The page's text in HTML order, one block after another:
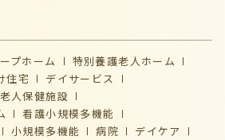
プホーム
特別養護老人ホーム
住宅
デイサービス
⼈保健施設
看護小規模多機能
小規模多機能 病院
デイケア